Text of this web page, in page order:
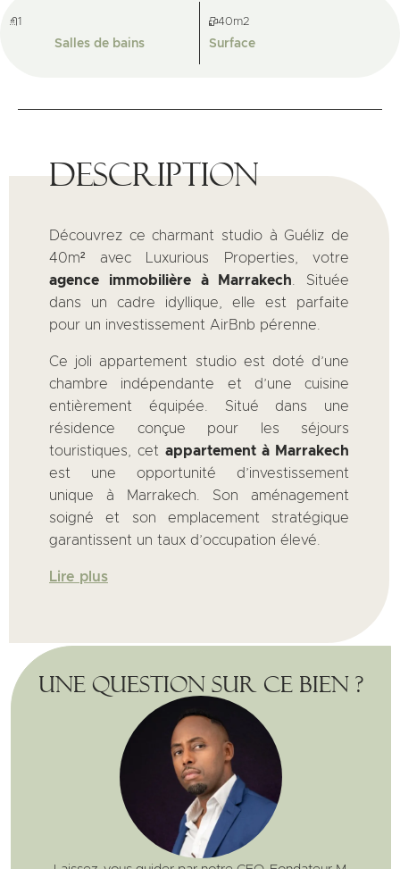
1
Salles de bains
40m2
Surface
Description
Découvrez ce charmant studio à Guéliz de
40m² avec Luxurious Properties, votre
agence immobilière à Marrakech . Située
dans un cadre idyllique, elle est parfaite
pour un investissement AirBnb pérenne.
Ce joli appartement studio est doté d’une
chambre indépendante et d’une cuisine
entièrement équipée. Situé dans une
résidence conçue pour les séjours
touristiques, cet appartement à Marrakech
est une opportunité d’investissement
unique à Marrakech. Son aménagement
soigné et son emplacement stratégique
garantissent un taux d’occupation élevé.
Lire plus
Une question sur ce bien ?